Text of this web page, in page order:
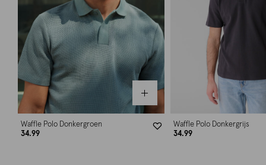
Waffle Polo Donkergroen
34.99
Waffle Polo Donkergrijs
34.99